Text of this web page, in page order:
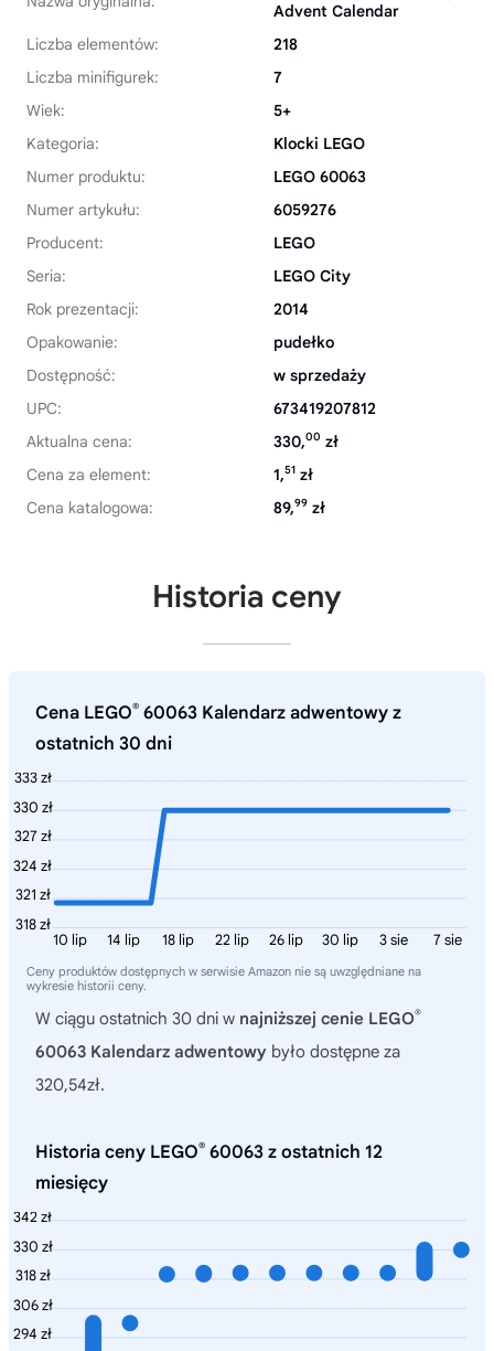
Advent Calendar
Liczba elementów:
218
Liczba minifigurek:
7
Wiek:
5+
Kategoria:
Klocki LEGO
Numer produktu:
LEGO 60063
Numer artykułu:
6059276
Producent:
LEGO
Seria:
LEGO City
Rok prezentacji:
2014
Opakowanie:
pudełko
Dostępność:
w sprzedaży
UPC:
673419207812
Aktualna cena:
330,00 zł
Cena za element:
1,51 zł
Cena katalogowa:
89,99 zł
Historia ceny
Cena LEGO® 60063 Kalendarz adwentowy z
ostatnich 30 dni
333 zł
330 zł
327 zł
324 zł
321 zł
318 zł
7 sie
3 sie
30 lip
26 lip
22 lip
18 lip
14 lip
10 lip
Ceny produktów dostępnych w serwisie Amazon nie są uwzględniane na
wykresie historii ceny.
W ciągu ostatnich 30 dni w najniższej cenie LEGO®
60063 Kalendarz adwentowy było dostępne za
320,54zł.
Historia ceny LEGO® 60063 z ostatnich 12
miesięcy
342 zł
330 zł
318 zł
306 zł
294 zł